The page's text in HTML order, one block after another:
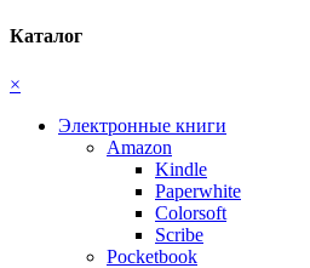
Каталог
×
Электронные книги
Amazon
Kindle
Paperwhite
Colorsoft
Scribe
Pocketbook